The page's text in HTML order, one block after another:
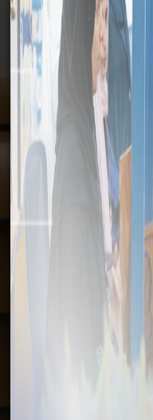
لحوكمة أعمال الهيئة
الحرة